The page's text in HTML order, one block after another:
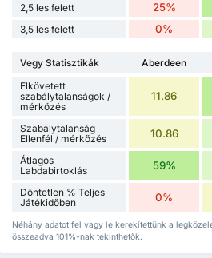
2,5 les felett 25%
3,5 les felett 0%
Vegy Statisztikák Aberdeen
Elkövetett
szabálytalanságok /
mérkőzés
11.86
Szabálytalanság
Ellenfél / mérkőzés
10.86
Átlagos
Labdabirtoklás
59%
Döntetlen % Teljes
Játékidőben
0%
Néhány adatot fel vagy le kerekítettünk a
összeadva 101%-nak tekinthetők.